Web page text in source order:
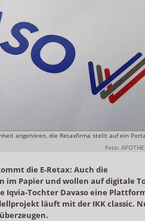
angehören, die Retaxfirma stellt auf ein
Foto:
die E-Retax: Auch die
im Papier und wollen auf digitale
Iqvia-Tochter Davaso eine
läuft mit der IKK classic.